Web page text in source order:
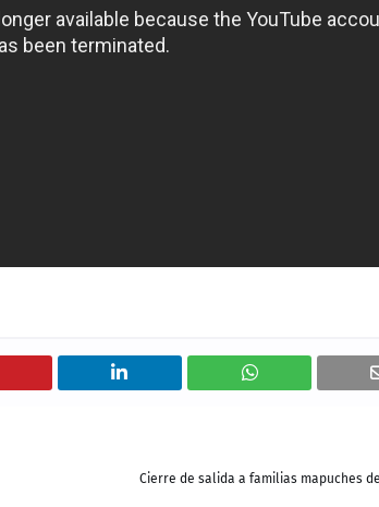
Cierre de salida a familias mapuches